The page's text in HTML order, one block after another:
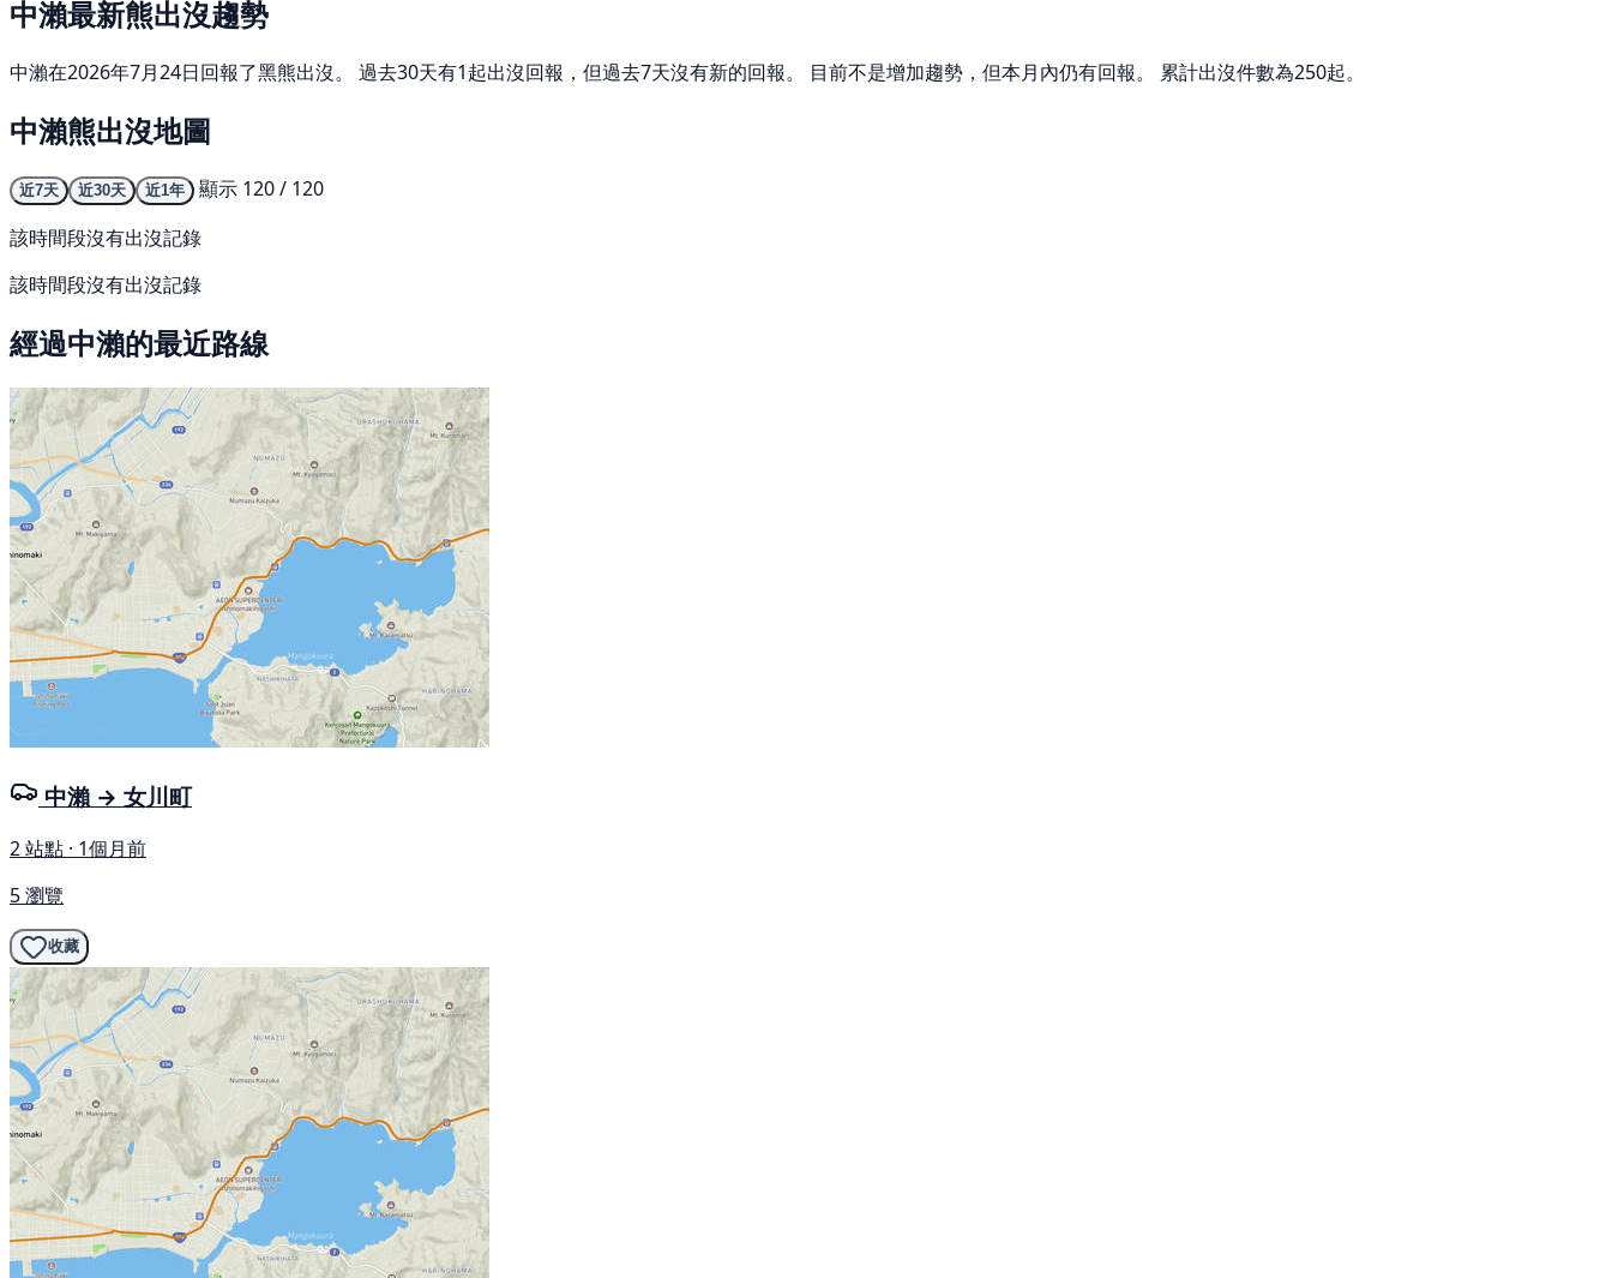
中瀨最新熊出沒趨勢
中瀨在2026年7月24日回報了黑熊出沒。 過去30天有1起出沒回報，但過去7天沒有新的回報。 目前不是增加趨勢，但本月內仍有回報。 累計出沒件數為250起。
中瀨熊出沒地圖
近7天 近30天 近1年
顯示 120 / 120
該時間段沒有出沒記錄
該時間段沒有出沒記錄
經過中瀨的最近路線
中瀨 → 女川町
2 站點 · 1個月前
5 瀏覽
收藏